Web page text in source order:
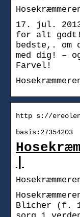
17. jul.
for alt
bedste,. om
med dig! –
Farvel!
http s://
basis:27354203
Blicher (f.